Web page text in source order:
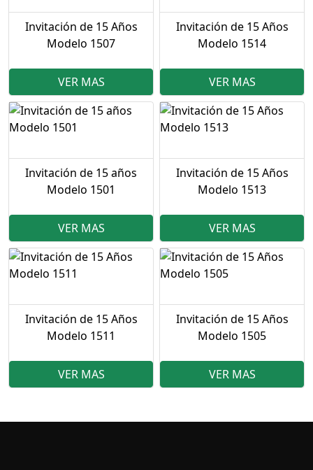
Invitación de 15 Años
Modelo 1507
VER MAS
Invitación de 15 Años
Modelo 1514
VER MAS
Invitación de 15 años
Modelo 1501
VER MAS
Invitación de 15 Años
Modelo 1513
VER MAS
Invitación de 15 Años
Modelo 1511
VER MAS
Invitación de 15 Años
Modelo 1505
VER MAS